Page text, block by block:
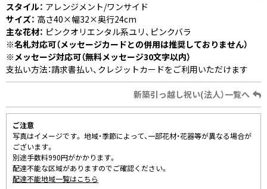
スタイル： アレンジメント/ワンサイド
サイズ： 高さ40×幅32×奥行24cm
主な花材： ピンクオリエンタル系ユリ、ピンクバラ
※名札対応可（メッセージカードとの併用は推奨しておりません）
※メッセージ対応可（無料メッセージ30文字以内）
支払い方法：請求書払い、クレジットカードをご利用いただけます
新築引っ越し祝い(法人）一覧へ
ご注意
写真はイメージです。 地域・季節によって、一部花材・花器等が異なる場合が
ございます。
別途手数料990円がかかります。
配達不能な区域がありますのでご確認ください。
配達不能地域一覧はこちら